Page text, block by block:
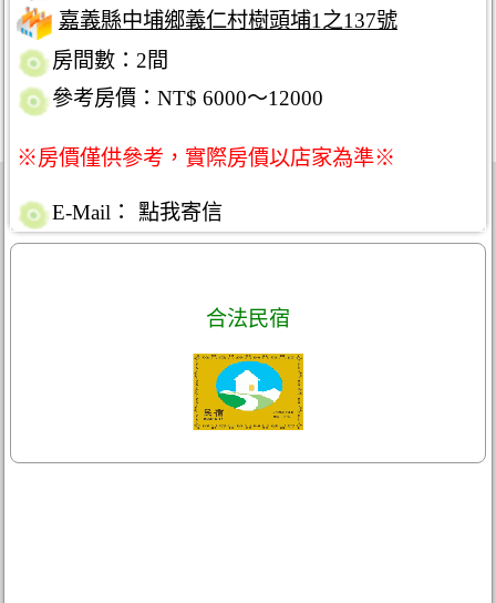
嘉義縣中埔鄉義仁村樹頭埔1之137號
房間數：2間
參考房價：NT$ 6000～12000
※房價僅供參考，實際房價以店家為準※
E-Mail： 點我寄信
合法民宿